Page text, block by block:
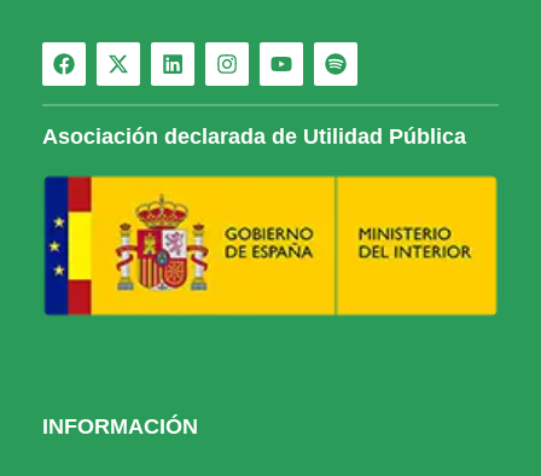
Asociación declarada de Utilidad Pública
INFORMACIÓN